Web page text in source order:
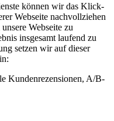
können wir das Klick-
Webseite nachvollziehen
Webseite zu
insgesamt laufend zu
setzen wir auf dieser
Kundenrezensionen, A/B-